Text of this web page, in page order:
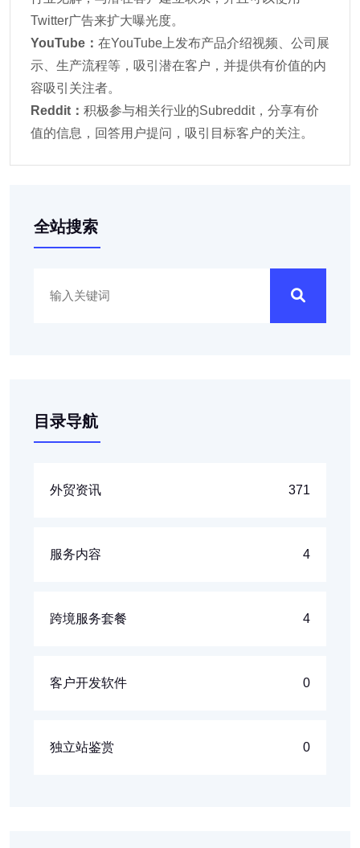
Twitter广告来扩大曝光度。
YouTube： 在YouTube上发布产品介绍视频、公司展
示、生产流程等，吸引潜在客户，并提供有价值的内
容吸引关注者。
Reddit： 积极参与相关行业的Subreddit，分享有价
值的信息，回答用户提问，吸引目标客户的关注。
全站搜索
目录导航
外贸资讯 371
服务内容 4
跨境服务套餐 4
客户开发软件 0
独立站鉴赏 0